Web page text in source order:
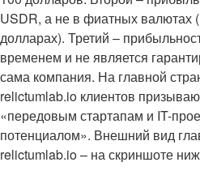
USDR, а не в фиатных валютах
долларах). Третий –
временем и не является
сама компания. На главной
relictumlab.io клиентов
«передовым стартапам и IT-
потенциалом». Внешний вид
relictumlab.io – на скриншоте